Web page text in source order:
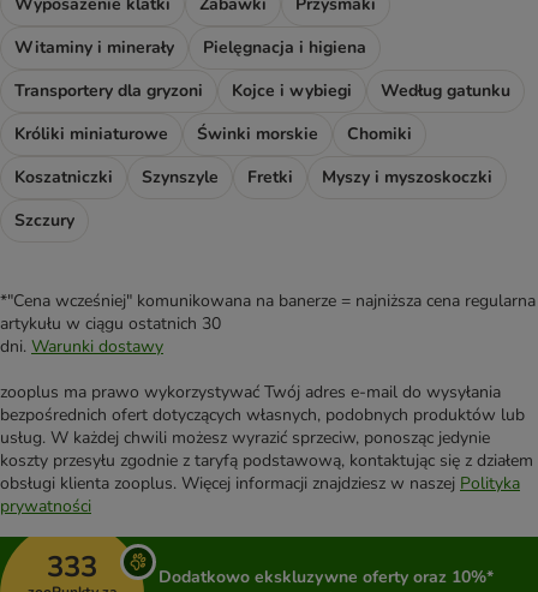
Witaminy i minerały
Pielęgnacja i higiena
Transportery dla gryzoni
Kojce i wybiegi
Według gatunku
Króliki miniaturowe
Świnki morskie
Chomiki
Koszatniczki
Szynszyle Fretki
Myszy i myszoskoczki
Szczury
*"Cena wcześniej" komunikowana na banerze = najniższa cena regularna
artykułu w ciągu ostatnich 30
dni. Warunki dostawy
zooplus ma prawo wykorzystywać Twój adres e-mail do wysyłania
bezpośrednich ofert dotyczących własnych, podobnych produktów lub
usług. W każdej chwili możesz wyrazić sprzeciw, ponosząc jedynie
koszty przesyłu zgodnie z taryfą podstawową, kontaktując się z działem
obsługi klienta zooplus. Więcej informacji znajdziesz w naszej Polityka
prywatności
333
Dodatkowo ekskluzywne oferty oraz 10%*